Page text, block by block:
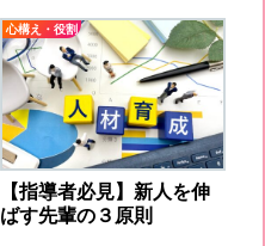
心構え・役割
【指導者必見】新人を伸
ばす先輩の３原則